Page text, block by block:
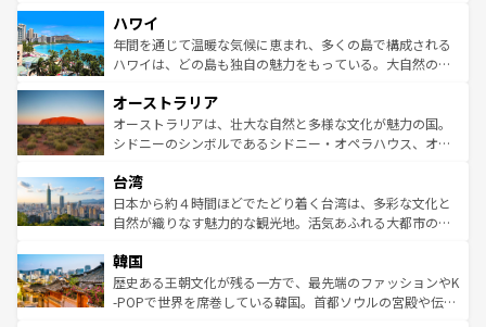
ば市内交通費無料で観光を楽しむこともできる。 なお、新
着のスイス情報はコンテンツ一覧 を参照してほしい。
のような巨大都市は、観光、ショッピング、エンターテイ
ンメントが詰まった刺激的なスポットだ。一方、アメリカ
西部には大自然が広がり、グランドキャニオンやイエロー
部のニューオーリンズでは、音楽と美食が融合した独特の
文化が魅力。旅行者はアメリカの各地域で異なる魅力を楽
しみながら、その多様性と豊かな歴史を感じることができ
ならではの贅沢な旅のスタイルだ。 なお、新着のアメリカ
情報はコンテンツ一覧を参照してほしい。
ハワイ
年間を通じて温暖な気候に恵まれ、多くの島で構成される
ハワイは、どの島も独自の魅力をもっている。大自然の神
ワイ島は見逃せない。また、定番の観光地といえばオアフ
島だが、静かな自然を求めるならマウイ島やカウアイ島が
おすすめ。エメラルドグリーンに輝く海をはじめ、豊かな
れるおもてなしの心で訪れる人々を迎えてくれるハワイの
人々、おいしいローカルフードやハワイアンミュージッ
ク、伝統的なフラダンスなど、すべてがハワイの魅力を彩
ワイを、存分に味わってほしい。 なお、新着のハワイ情報
はコンテンツ一覧を参照してほしい。
オーストラリア
オーストラリアは、壮大な自然と多様な文化が魅力の国。
シドニーのシンボルであるシドニー・オペラハウス、オー
リアリーフや大陸中央部にそびえるウルル（エアーズロッ
ク）、タスマニアの美しい原生林やケアンズの熱帯雨林な
ど、見どころがたくさん。また、カフェやワイン、オージ
いる。アクティビティも充実しており、サーフィンやダイ
ビング、ハイキングなど、アウトドア好きにはたまらな
い。オーストラリアの多彩な魅力を存分に味わいつくそ
台湾
日本から約４時間ほどでたどり着く台湾は、多彩な文化と
自然が織りなす魅力的な観光地。活気あふれる大都市の台
ン）、静ひつな山岳地帯である台湾東部など、都市の喧騒
と山間の静けさが共存しており、訪れる人に新しい発見と
驚きをもたらしてくれる。また、奥深い台湾の食文化も魅
韓国
歴史ある王朝文化が残る一方で、最先端のファッションやK
-POPで世界を席巻している韓国。首都ソウルの宮殿や伝統